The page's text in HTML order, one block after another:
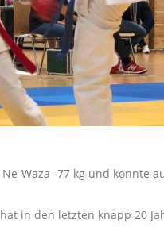
Waza -77 kg und
hat in den letzten knapp 20